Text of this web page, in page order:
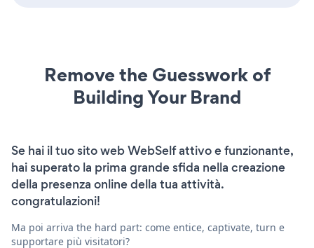
Remove the Guesswork of
Building Your Brand
Se hai il tuo sito web WebSelf attivo e funzionante,
hai superato la prima grande sfida nella creazione
della presenza online della tua attività.
congratulazioni!
Ma poi arriva the hard part: come entice, captivate, turn e
supportare più visitatori?